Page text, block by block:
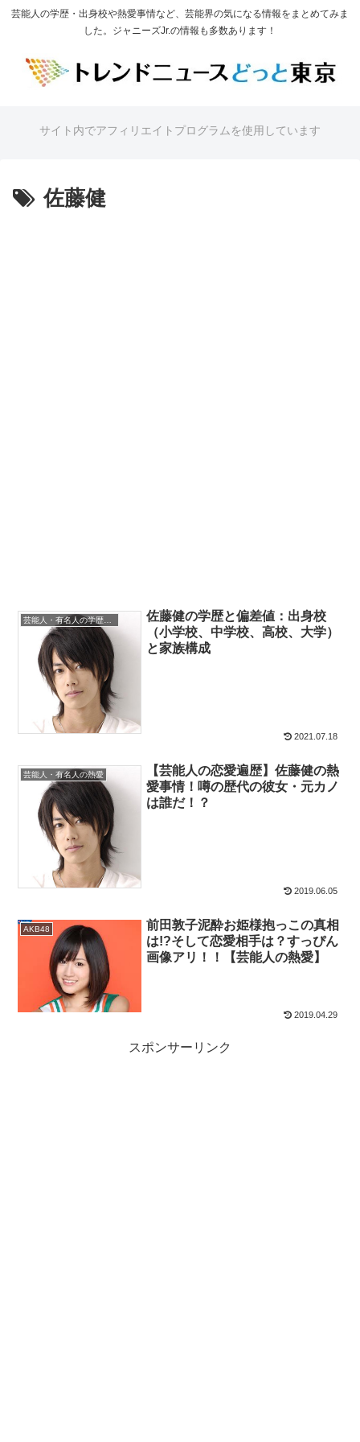
芸能人の学歴・出身校や熱愛事情など、芸能界の気になる情報をまとめてみま
した。ジャニーズJr.の情報も多数あります！
サイト内でアフィリエイトプログラムを使用しています
佐藤健
佐藤健の学歴と偏差値：出身校
（小学校、中学校、高校、大学）
と家族構成
2021.07.18
芸能人・有名人の熱愛
【芸能人の恋愛遍歴】佐藤健の熱
愛事情！噂の歴代の彼女・元カノ
は誰だ！？
2019.06.05
AKB48
前田敦子泥酔お姫様抱っこの真相
は!?そして恋愛相手は？すっぴん
画像アリ！！【芸能人の熱愛】
2019.04.29
スポンサーリンク